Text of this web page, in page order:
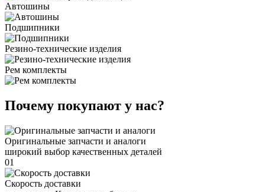
Автошины
Подшипники
Резино-технические изделия
Рем комплекты
Почему покупают у нас?
Оригинальные запчасти и аналоги
широкий выбор качественных деталей
01
Скорость доставки